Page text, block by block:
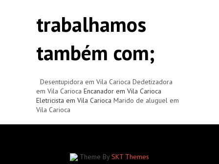
trabalhamos
também com;
Desentupidora em Vila Carioca Dedetizadora
em Vila Carioca Encanador em Vila Carioca
Eletricista em Vila Carioca Marido de aluguel em
Vila Carioca
Theme By SKT Themes